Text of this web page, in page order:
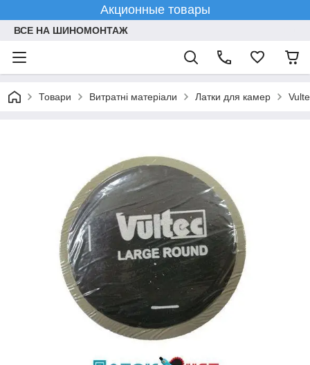
Акционные товары
ВСЕ НА ШИНОМОНТАЖ
Товари Витратні матеріали Латки для камер